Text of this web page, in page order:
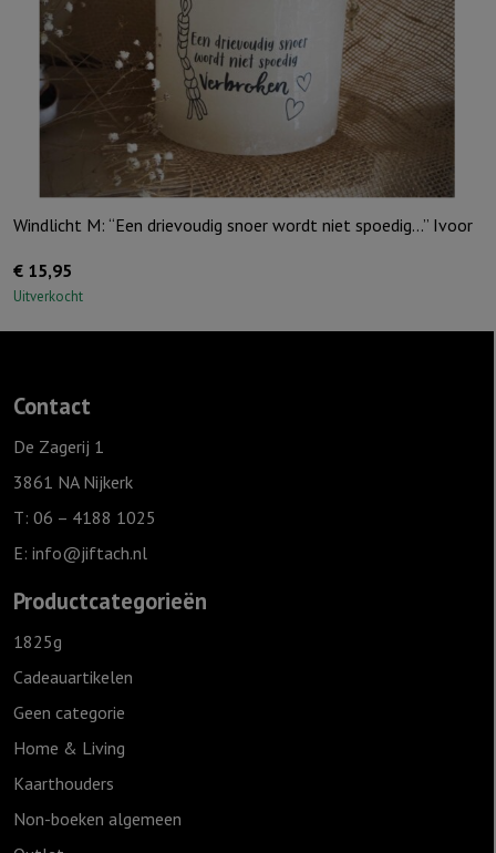
aantal
Windlicht M: “Een drievoudig snoer wordt niet spoedig…” Ivoor
€ 15,95
Uitverkocht
Contact
De Zagerij 1
3861 NA Nijkerk
T: 06 – 4188 1025
E: info@jiftach.nl
Productcategorieën
1825g
Cadeauartikelen
Geen categorie
Home & Living
Kaarthouders
Non-boeken algemeen